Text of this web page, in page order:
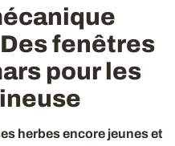
fenêtres
pour les
herbes encore jeunes et